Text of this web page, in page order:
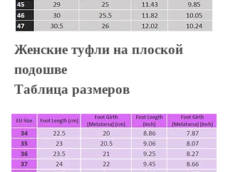
Женские туфли на плоской
подошве
Таблица размеров